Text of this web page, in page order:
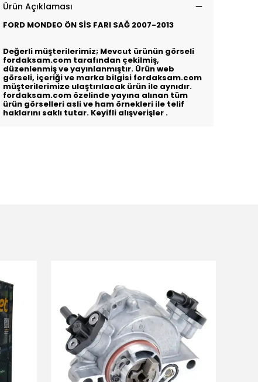
Ürün Açıklaması
FORD MONDEO ÖN SİS FARI SAĞ 2007-2013
Değerli müşterilerimiz; Mevcut ürünün görseli
fordaksam.com tarafından çekilmiş,
düzenlenmiş ve yayınlanmıştır. Ürün web
görseli, içeriği ve marka bilgisi fordaksam.com
müşterilerimize ulaştırılacak ürün ile aynıdır.
fordaksam.com özelinde yayına alınan tüm
ürün görselleri asli ve ham örnekleri ile telif
haklarını saklı tutar. Keyifli alışverişler .